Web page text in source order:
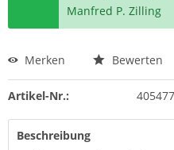
Manfred P. Zilling
Merken Bewerten
Artikel-Nr.:
Beschreibung